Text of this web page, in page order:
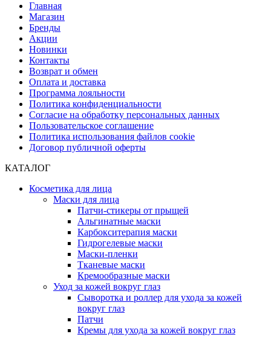
Главная
Магазин
Бренды
Акции
Новинки
Контакты
Возврат и обмен
Оплата и доставка
Программа лояльности
Политика конфиденциальности
Согласие на обработку персональных данных
Пользовательское соглашение
Политика использования файлов cookie
Договор публичной оферты
КАТАЛОГ
Косметика для лица
Маски для лица
Патчи-стикеры от прыщей
Альгинатные маски
Карбокситерапия маски
Гидрогелевые маски
Маски-пленки
Тканевые маски
Кремообразные маски
Уход за кожей вокруг глаз
Сыворотка и роллер для ухода за кожей
вокруг глаз
Патчи
Кремы для ухода за кожей вокруг глаз